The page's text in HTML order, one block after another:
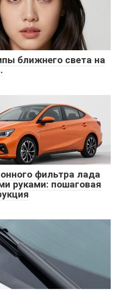
ближнего света на
фильтра лада
руками: пошаговая